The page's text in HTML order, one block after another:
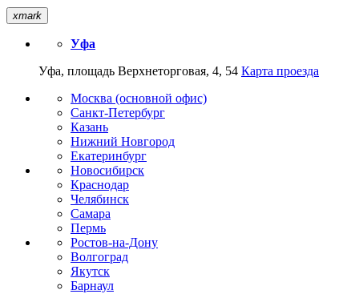
xmark
Уфа
Уфа, площадь Верхнеторговая, 4, 54 Карта проезда
Москва (основной офис)
Санкт-Петербург
Казань
Нижний Новгород
Екатеринбург
Новосибирск
Краснодар
Челябинск
Самара
Пермь
Ростов-на-Дону
Волгоград
Якутск
Барнаул